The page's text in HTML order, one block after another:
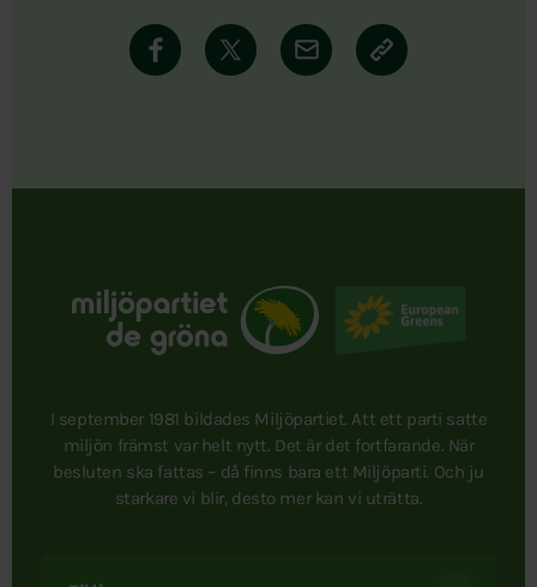
I september 1981 bildades Miljöpartiet. Att ett parti satte
miljön främst var helt nytt. Det är det fortfarande. När
besluten ska fattas – då finns bara ett Miljöparti. Och ju
starkare vi blir, desto mer kan vi uträtta.